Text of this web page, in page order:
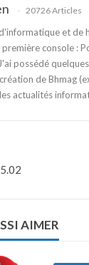
20726 Articles
et de
première console :
possédé
de Bhmag
actualités
AIMER